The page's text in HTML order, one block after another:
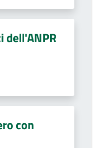
dell'ANPR
con